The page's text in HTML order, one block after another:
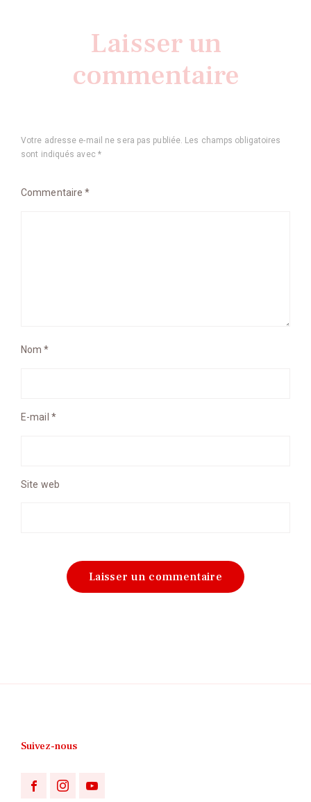
Laisser un
commentaire
Votre adresse e-mail ne sera pas publiée. Les champs obligatoires
sont indiqués avec *
Commentaire*
Nom*
E-mail *
Site web
Suivez-nous